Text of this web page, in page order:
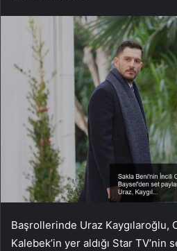
Başrollerinde Uraz Kaygılaroğlu,
Kalebek’in yer aldığı Star TV’nin